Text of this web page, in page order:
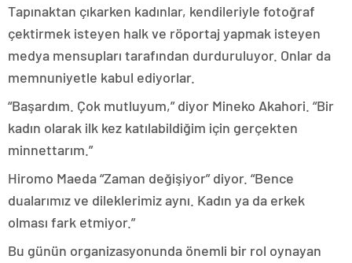
Tapınaktan çıkarken kadınlar, kendileriyle fotoğraf
çektirmek isteyen halk ve röportaj yapmak isteyen
medya mensupları tarafından durduruluyor. Onlar da
memnuniyetle kabul ediyorlar.
“Başardım. Çok mutluyum,” diyor Mineko Akahori. “Bir
kadın olarak ilk kez katılabildiğim için gerçekten
minnettarım.”
Hiromo Maeda “Zaman değişiyor” diyor. “Bence
dualarımız ve dileklerimiz aynı. Kadın ya da erkek
olması fark etmiyor.”
Bu günün organizasyonunda önemli bir rol oynayan